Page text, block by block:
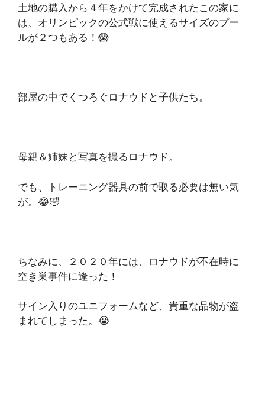
土地の購入から４年をかけて完成されたこの家に
は、オリンピックの公式戦に使えるサイズのプー
ルが２つもある！😱
部屋の中でくつろぐロナウドと子供たち。
母親＆姉妹と写真を撮るロナウド。
でも、トレーニング器具の前で取る必要は無い気
が。😂🤣
ちなみに、２０２０年には、ロナウドが不在時に
空き巣事件に逢った！
サイン入りのユニフォームなど、貴重な品物が盗
まれてしまった。😭